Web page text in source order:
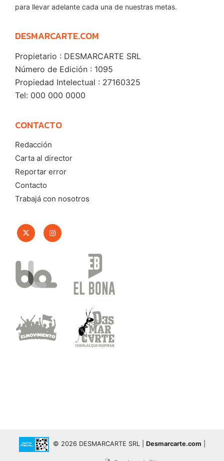
para llevar adelante cada una de nuestras metas.
DESMARCARTE.COM
Propietario : DESMARCARTE SRL
Número de Edición : 1095
Propiedad Intelectual : 27160325
Tel: 000 000 0000
CONTACTO
Redacción
Carta al director
Reportar error
Contacto
Trabajá con nosotros
© 2026 DESMARCARTE SRL | Desmarcarte.com